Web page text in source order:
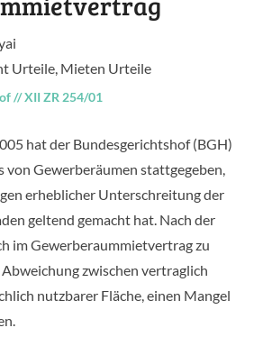
Urteile, Mieten Urteile
//XII ZR 254/01
hat der Bundesgerichtshof (BGH)
von Gewerberäumen stattgegeben,
erheblicher Unterschreitung der
geltend gemacht hat. Nach der
im Gewerberaummietvertrag zu
zwischen vertraglich
nutzbarer Fläche, einen Mangel